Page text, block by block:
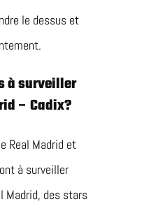
le dessus et
à surveiller
– Cadix?
Real Madrid et
à surveiller
Madrid, des stars